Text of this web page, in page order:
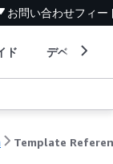
お問い合わせフィー
ド デベロッパ
Template